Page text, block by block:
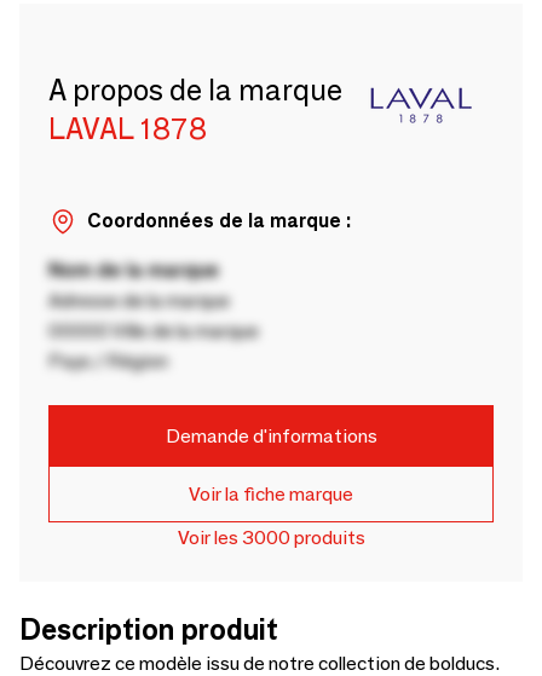
A propos de la marque
LAVAL 1878
Coordonnées de la marque :
Nom de la marque
Adresse de la marque
00000 Ville de la marque
Pays / Région
Demande d'informations
Voir la fiche marque
Voir les 3000 produits
Description produit
Découvrez ce modèle issu de notre collection de bolducs.